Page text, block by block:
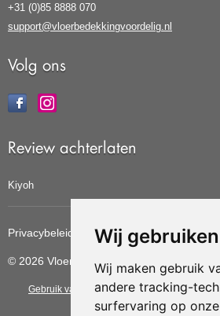
Wij
Wij maken gebruik
andere tracking-
surfervaring op
+31 (0)85 8888 070
support@vloerbedekkingvoordelig.nl
Volg ons
Review achterlaten
Kiyoh
Privacybeleid Cookiebeleid Update
© 2026 Vloerbedekkingvoordelig
Gebruik van deze site betekent dat u de